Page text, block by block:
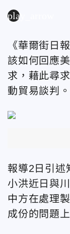
play_arrow
《華爾街日
該如何回應
求，藉此尋
動貿易談判。
報導2日引述
小洪近日與
中方在處理
成份的問題